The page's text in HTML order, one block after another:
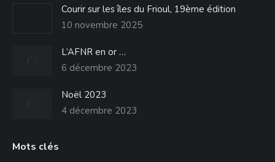
Courir sur les îles du Frioul, 19ème édition
10 novembre 2025
L’AFNR en or …
6 décembre 2023
Noël 2023
4 décembre 2023
Mots clés